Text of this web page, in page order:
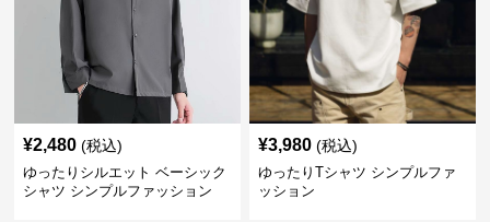
¥2,480 (税込)
ゆったりシルエット ベーシック
シャツ シンプルファッション
¥3,980 (税込)
ゆったりTシャツ シンプルファ
ッション